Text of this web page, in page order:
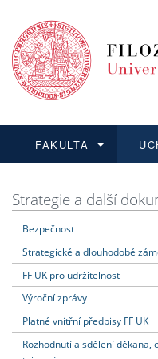
FAKULTA
Dozvědět se více
Podat přihlášku
Dozvědět se více
Dozvědět se více
Dozvědět se více
Strategie a další
Bezpečnost
Strategické a dlouhodobé
FF UK pro udržitelnost
Výroční zprávy
Platné vnitřní předpisy FF UK
Rozhodnutí a sdělení děkana,